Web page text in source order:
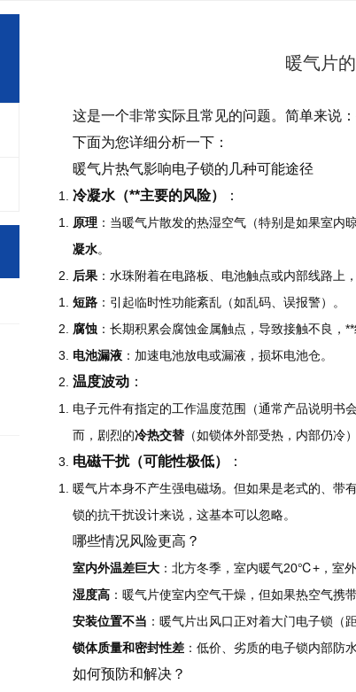
暖气片
这是一个非常实际且常见的问题。简单来说：
下面为您详细分析一下：
暖气片热气影响电子锁的几种可能途径
冷凝水（**主要的风险）
：
原理 ：当暖气片散发的热湿空气（特别是如果室
凝水。
后果 ：水珠附着在电路板、电池触点或内部线路上
短路 ：引起临时性功能紊乱（如乱码、误报警）。
腐蚀 ：长期积累会腐蚀金属触点，导致接触不良，**
电池漏液 ：加速电池放电或漏液，损坏电池仓。
温度波动 ：
电子元件有指定的工作温度范围（通常产品说明书
而，剧烈的冷热交替 （如锁体外部受热，内部仍冷
电磁干扰（可能性极低） ：
暖气片本身不产生强电磁场。但如果是老式的、带
锁的抗干扰设计来说，这基本可以忽略。
哪些情况风险更高？
室内外温差巨大 ：北方冬季，室内暖气20℃+，室
湿度高 ：暖气片使室内空气干燥，但如果热空气携
安装位置不当 ：暖气片出风口正对着大门电子锁（
锁体质量和密封性差 ：低价、劣质的电子锁内部防
如何预防和解决？